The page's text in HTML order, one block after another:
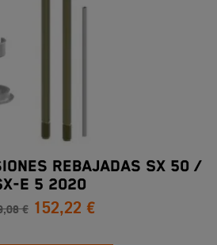
Rebajadas SX 50 /
E 5 2020
€ 152,22 €